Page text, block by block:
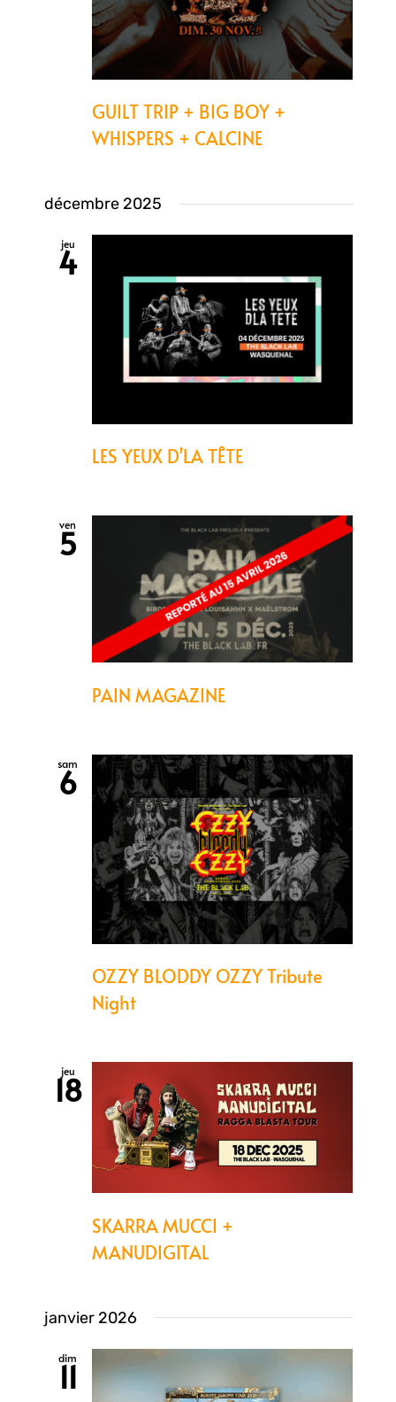
GUILT TRIP + BIG BOY +
WHISPERS + CALCINE
décembre 2025
jeu
4
LES YEUX D’LA TÊTE
ven
5
PAIN MAGAZINE
sam
6
OZZY BLODDY OZZY Tribute
Night
jeu
18
SKARRA MUCCI +
MANUDIGITAL
janvier 2026
dim
11